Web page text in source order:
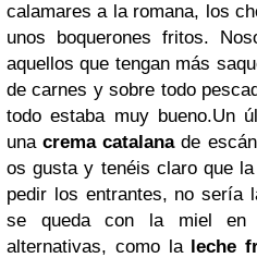
calamares a la romana, los
unos boquerones fritos.
aquellos que tengan más
de carnes y sobre todo
todo estaba muy bueno.Un
unacrema catalanade
os gusta y tenéis claro que
pedir los entrantes, no sería
se queda con la miel en
alternativas, como la leche